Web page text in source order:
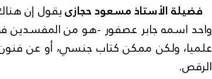
فضيلة الأستاذ مسعود حجازىيقول إن
واحد اسمه جابر عصفور -هو من المفسدين
علميا، ولكن ممكن كتاب جنسي، أو عن
الرقص.